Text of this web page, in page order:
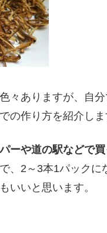
々ありますが、自分
の作り方を紹介しま
ーや道の駅などで買
2～3本1パックに
いと思います。